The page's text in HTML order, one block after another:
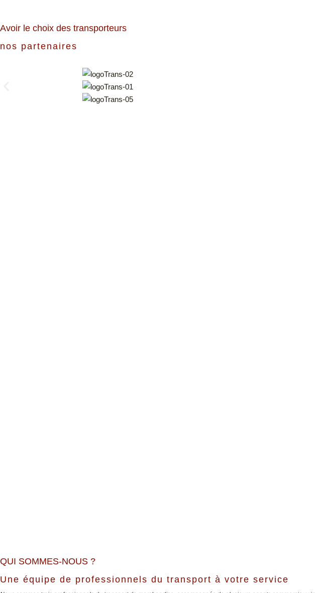
Avoir le choix des transporteurs
nos partenaires
QUI SOMMES-NOUS ?
Une équipe de professionnels du transport à votre service